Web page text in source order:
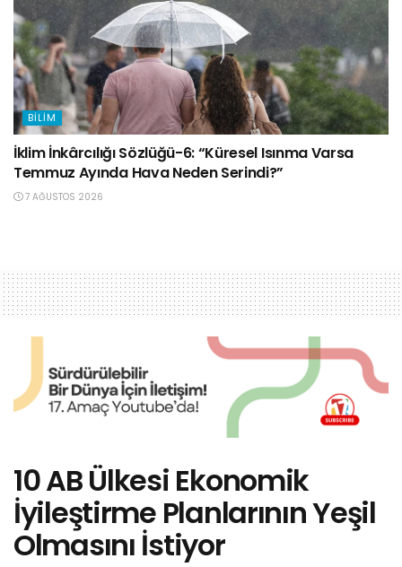
BILIM
İklim İnkârcılığı Sözlüğü-6: “Küresel Isınma Varsa
Temmuz Ayında Hava Neden Serindi?”
7 AĞUSTOS 2026
10 AB Ülkesi Ekonomik
İyileştirme Planlarının Yeşil
Olmasını İstiyor